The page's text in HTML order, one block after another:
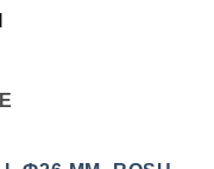
PREȚUL
222.00 LEI.